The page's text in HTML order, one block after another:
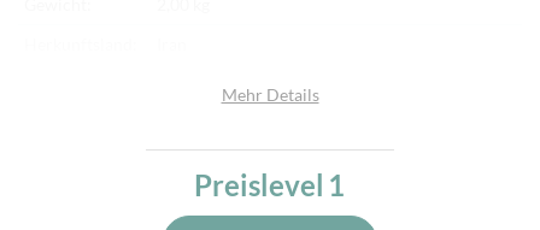
Sehr fein per Hand gewebt
Mehr Details
Preislevel 1